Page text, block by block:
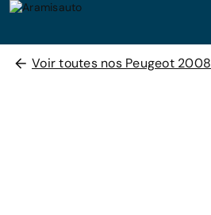
Voir toutes nos Peugeot 2008